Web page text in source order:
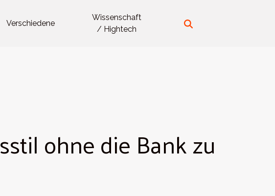
Verschiedene
Wissenschaft
/ Hightech
ohne die Bank zu